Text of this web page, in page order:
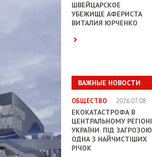
ШВЕЙЦАРСКОЕ
УБЕЖИЩЕ АФЕРИСТА
ВИТАЛИЯ ЮРЧЕНКО
ВАЖНЫЕ НОВОСТИ
ОБЩЕСТВО 2026.07.08
ЕКОКАТАСТРОФА В
ЦЕНТРАЛЬНОМУ РЕГІОНІ
УКРАЇНИ: ПІД ЗАГРОЗОЮ
ОДНА З НАЙЧИСТІШИХ
РІЧОК